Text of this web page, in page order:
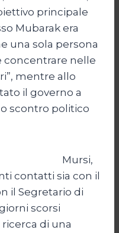
principale
Mubarak era
una sola persona
concentrare nelle
mentre allo
il governo a
scontro politico
Mursi,
contatti sia con il
il Segretario di
scorsi
di una